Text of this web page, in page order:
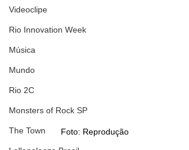
Videoclipe
Rio Innovation Week
Música
Mundo
Rio 2C
Monsters of Rock SP
The Town Foto: Reprodução